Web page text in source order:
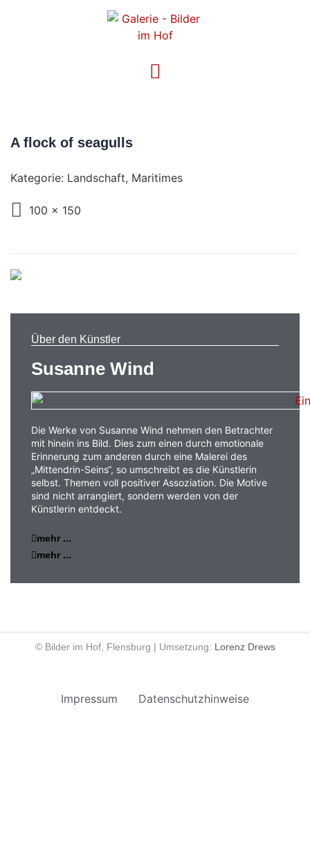
A flock of seagulls
Kategorie: Landschaft, Maritimes
100 x 150
Über den Künstler
Susanne Wind
Die Werke von Susanne Wind nehmen den Betrachter
mit hinein ins Bild. Dies zum einen durch emotionale
Erinnerung zum anderen durch eine Malerei des
„Mittendrin-Seins“, so umschreibt es die Künstlerin
selbst. Themen voll positiver Assoziation. Die Motive
sind nicht arrangiert, sondern werden von der
Künstlerin entdeckt.
mehr ...
mehr ...
© Bilder im Hof, Flensburg | Umsetzung: Lorenz Drews
Impressum Datenschutzhinweise